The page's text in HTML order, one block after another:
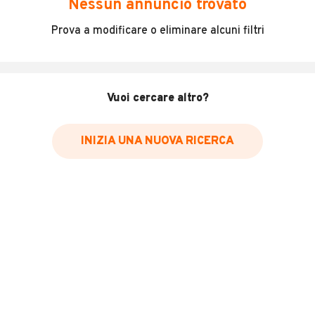
* Il canone mensile dei veicoli a noleggio può variare in base alla
durata del contratto, al numero di km inclusi e all'importo versato
Nessun annuncio trovato
Prova a modificare o eliminare alcuni filtri
Vuoi cercare altro?
INIZIA UNA NUOVA RICERCA